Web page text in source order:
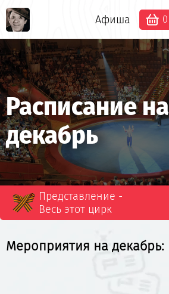
Афиша 0
Расписание на
декабрь
Представление -
Весь этот цирк
Мероприятия на декабрь: